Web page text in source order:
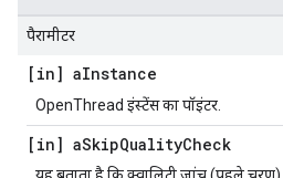
पैरामीटर
[in] aInstance
OpenThread इंस्टेंस का पॉइंटर.
[in] aSkipQualityCheck